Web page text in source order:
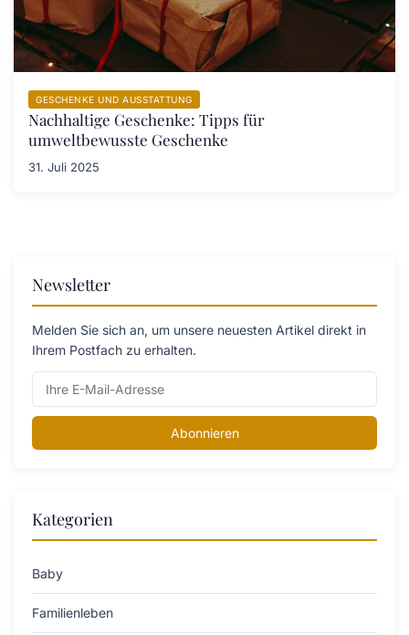
GESCHENKE UND AUSSTATTUNG
Nachhaltige Geschenke: Tipps für
umweltbewusste Geschenke
31. Juli 2025
Newsletter
Melden Sie sich an, um unsere neuesten Artikel direkt in
Ihrem Postfach zu erhalten.
Abonnieren
Kategorien
Baby
Familienleben